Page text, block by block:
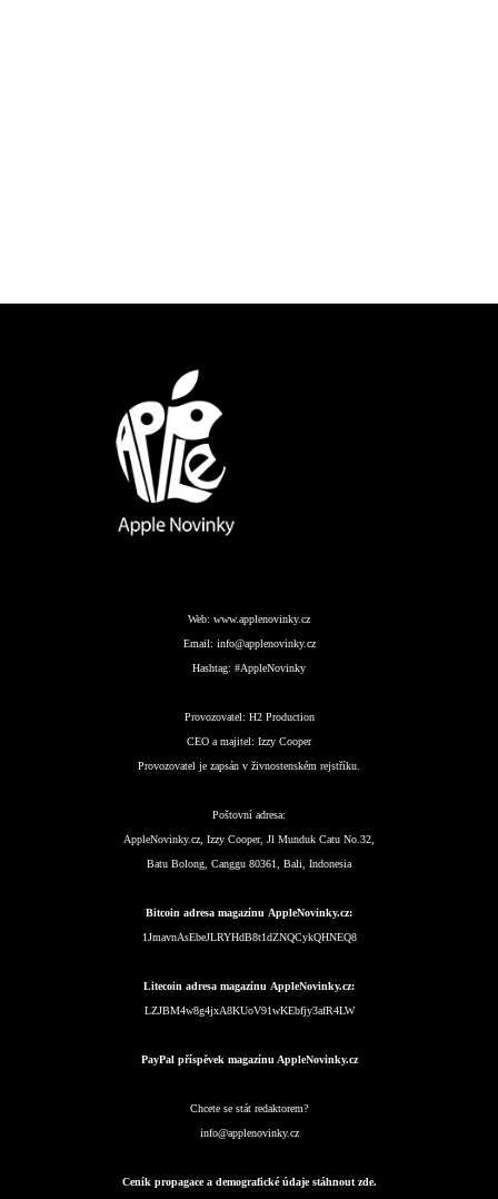
Web: www.applenovinky.cz
Email: info@applenovinky.cz
Hashtag: #AppleNovinky
Provozovatel: H2 Production
CEO a majitel: Izzy Cooper
Provozovatel je zapsán v živnostenském rejstříku.
Poštovní adresa:
AppleNovinky.cz, Izzy Cooper, Jl Munduk Catu No.32,
Batu Bolong, Canggu 80361, Bali, Indonesia
Bitcoin adresa magazínu AppleNovinky.cz:
1JmavnAsEbeJLRYHdB8t1dZNQCykQHNEQ8
Litecoin adresa magazínu AppleNovinky.cz:
LZJBM4w8g4jxA8KUoV91wKEbfjy3afR4LW
PayPal příspěvek magazínu AppleNovinky.cz
Chcete se stát redaktorem?
info@applenovinky.cz
Ceník propagace a demografické údaje stáhnout zde.